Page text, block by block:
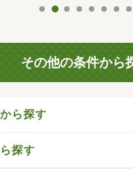
その他の条件から
ら探す
探す